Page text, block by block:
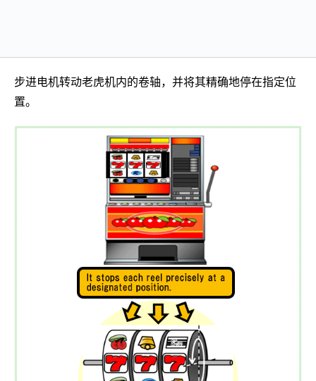
步进电机转动老虎机内的卷轴，并将其精确地停在指定位
置。